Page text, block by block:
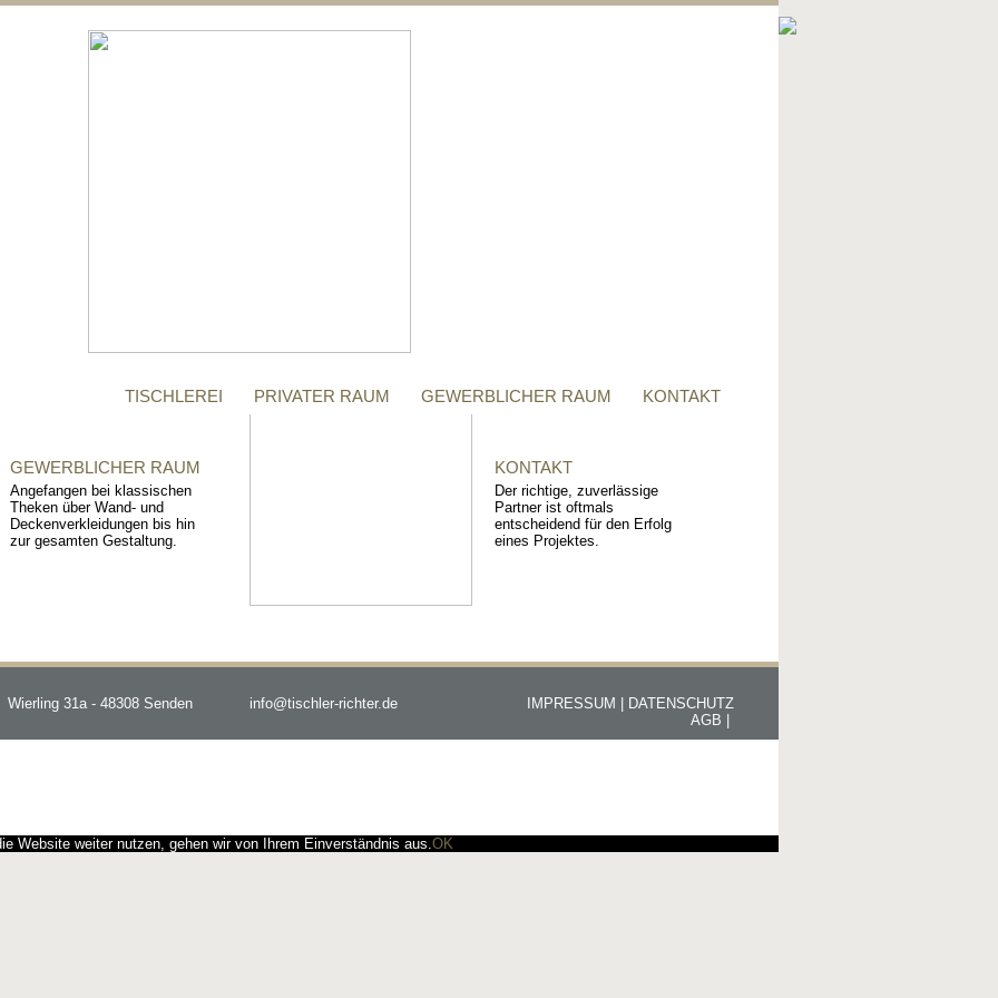
TISCHLEREI PRIVATER RAUM GEWERBLICHER RAUM KONTAKT
GEWERBLICHER RAUM
Angefangen bei klassischen
Theken über Wand- und
Deckenverkleidungen bis hin
zur gesamten Gestaltung.
KONTAKT
Der richtige, zuverlässige
Partner ist oftmals
entscheidend für den Erfolg
eines Projektes.
Wierling 31a - 48308 Senden info@tischler-richter.de DATENSCHUTZ
IMPRESSUM |
AGB |
Website weiter nutzen, gehen wir von Ihrem Einverständnis aus.OK